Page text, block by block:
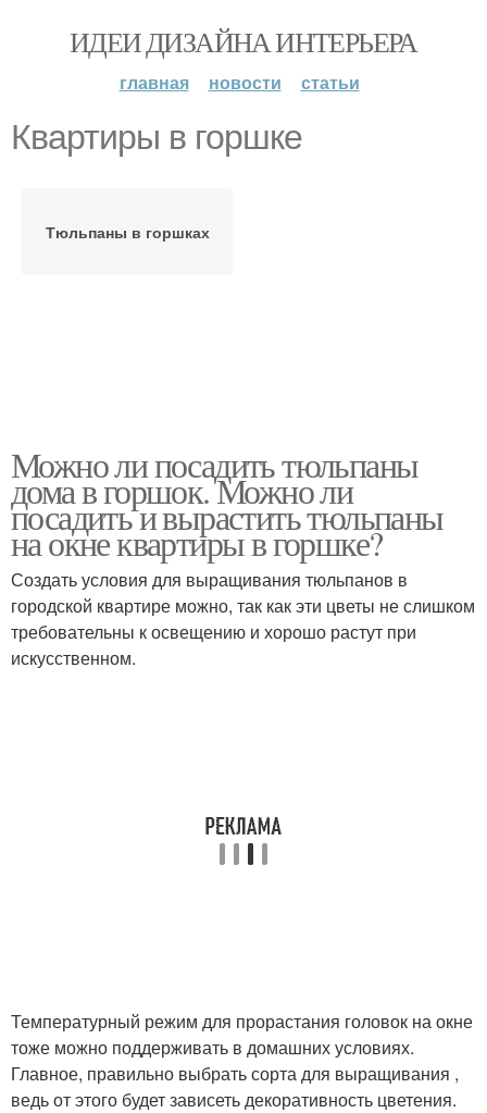
ИДЕИ ДИЗАЙНА ИНТЕРЬЕРА
главная новости статьи
Квартиры в горшке
Тюльпаны в горшках
Можно ли посадить тюльпаны
дома в горшок. Можно ли
посадить и вырастить тюльпаны
на окне квартиры в горшке?
Создать условия для выращивания тюльпанов в
городской квартире можно, так как эти цветы не слишком
требовательны к освещению и хорошо растут при
искусственном.
Температурный режим для прорастания головок на окне
тоже можно поддерживать в домашних условиях.
Главное, правильно выбрать сорта для выращивания ,
ведь от этого будет зависеть декоративность цветения.